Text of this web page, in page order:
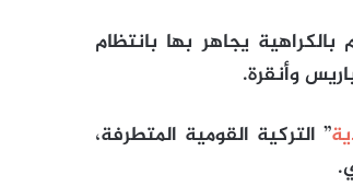
وتتسم بالكراهية يجاهر بها بانتظام
وأنقرة.
” التركية القومية المتطرفة،